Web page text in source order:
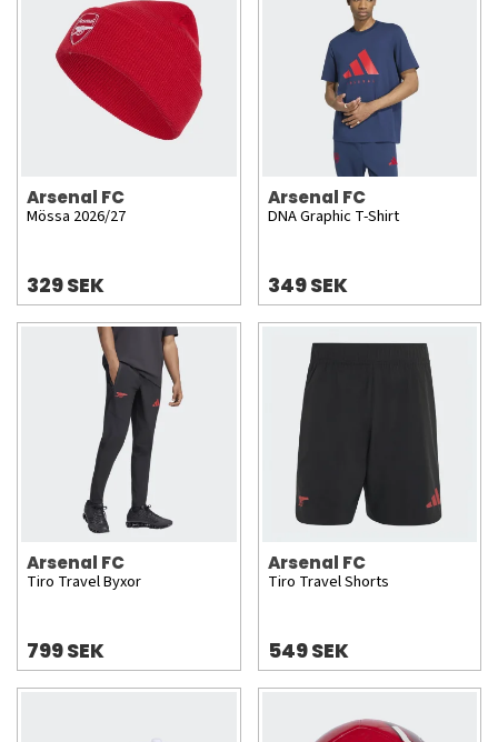
Arsenal FC
Mössa 2026/27
329 SEK
Arsenal FC
DNA Graphic T-Shirt
349 SEK
Arsenal FC
Tiro Travel Byxor
799 SEK
Arsenal FC
Tiro Travel Shorts
549 SEK